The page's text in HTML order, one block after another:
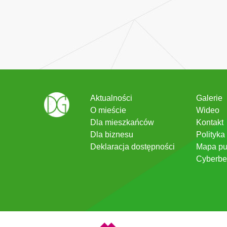
Aktualności
O mieście
Dla mieszkańców
Dla biznesu
Deklaracja dostępności
Galerie
Wideo
Kontakt
Mapa